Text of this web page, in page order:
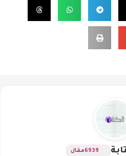
6939مقال